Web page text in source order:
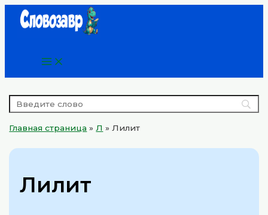
ПерейтиMain
Главная страница »Л »Лилит
Лилит